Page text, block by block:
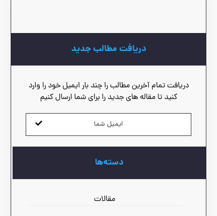
دریافت مطالب جدید
دریافت تمام آخرین مطالب را چند بار ایمیل خود را وارد
کنید تا مقاله های جدید را برای شما ارسال کنیم
دسته‌ها
مقالات